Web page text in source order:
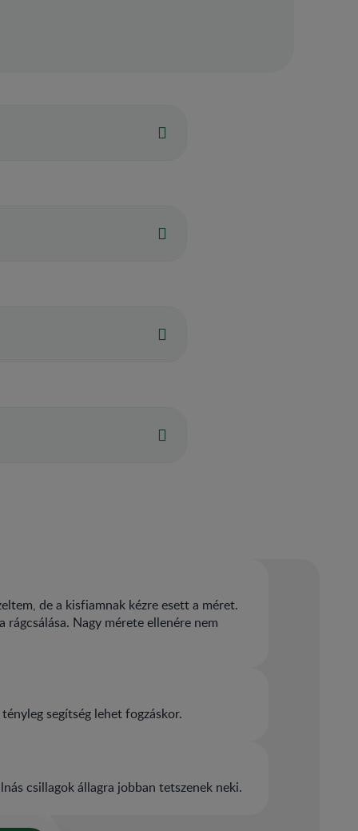
de a kisfiamnak kézre esett a méret.
Nagy mérete ellenére nem
segítség lehet fogzáskor.
csillagok állagra jobban tetszenek neki.